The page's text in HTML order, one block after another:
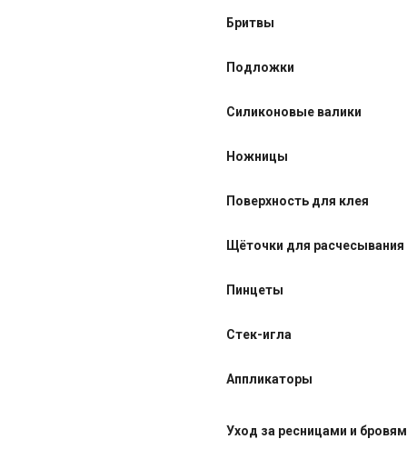
Бритвы
Подложки
Силиконовые валики
Ножницы
Поверхность для клея
Щёточки для расчесывания
Пинцеты
Стек-игла
Аппликаторы
Уход за ресницами и